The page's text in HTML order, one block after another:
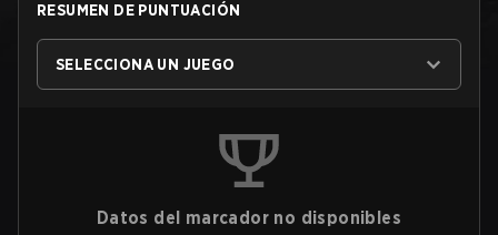
RESUMEN DE PUNTUACIÓN
SELECCIONA UN JUEGO
Datos del marcador no disponibles